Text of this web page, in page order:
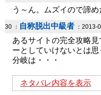
う～ん。ムズイので諦め
30 ： 自称脱出中級者 ：2013-
あるサイトの完全攻略
ーとしていけないとは思
分岐は・・・
ネタバレ内容を表示